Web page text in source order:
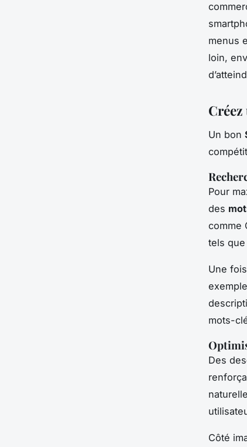
menus
loin,
Un bon
Pour
des
comme
tels
Une
mots-
Des
Côté